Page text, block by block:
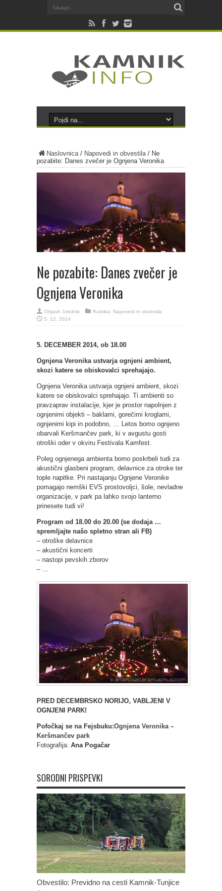
Naslovnica/ Napovedi in obvestila/ Ne
pozabite: Danes zvečer je Ognjena Veronika
Ne pozabite: Danes zvečer je
Ognjena Veronika
Objavil: Urednik Rubrika: Napovedi in obvestila
5. 12. 2014
5. DECEMBER 2014, ob 18.00
Ognjena Veronika ustvarja ognjeni ambient,
skozi katere se obiskovalci sprehajajo.
Ognjena Veronika ustvarja ognjeni ambient, skozi
katere se obiskovalci sprehajajo. Ti ambienti so
pravzaprav instalacije, kjer je prostor napolnjen z
ognjenimi objekti – baklami, gorečimi kroglami,
ognjenimi kipi in podobno, … Letos bomo ognjeno
obarvali Keršmančev park, ki v avgustu gosti
otroški oder v okviru Festivala Kamfest.
Poleg ognjenega ambienta bomo poskrbeli tudi za
akustični glasbeni program, delavnice za otroke ter
tople napitke. Pri nastajanju Ognjene Veronike
pomagajo nemški EVS prostovoljci, šole, nevladne
organizacije, v park pa lahko svojo lanterno
prinesete tudi vi!
Program od 18.00 do 20.00 (se dodaja …
spremljajte našo spletno stran ali FB)
– otroške delavnice
– akustični koncerti
– nastopi pevskih zborov
– …
PRED DECEMBRSKO NORIJO, VABLJENI V
OGNJENI PARK!
Pofočkaj se na Fejsbuku:Ognjena Veronika –
Keršmančev park
Fotografija: Ana Pogačar
SORODNI PRISPEVKI
Obvestilo: Previdno na cesti Kamnik-Tunjice